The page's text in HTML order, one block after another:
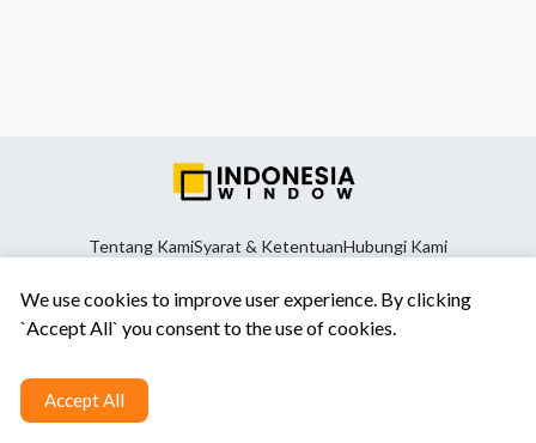
Tentang KamiSyarat & KetentuanHubungi Kami
We use cookies to improve user experience. By clicking
`Accept All` you consent to the use of cookies.
Accept All